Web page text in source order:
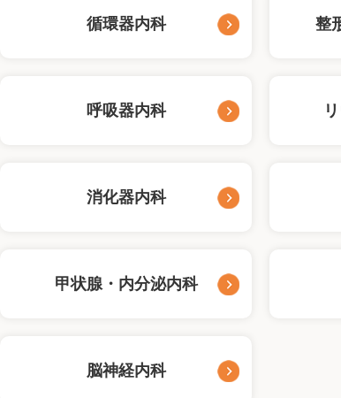
循環器内科
呼吸器内科
消化器内科
甲状腺・内分泌内科
脳神経内科
整